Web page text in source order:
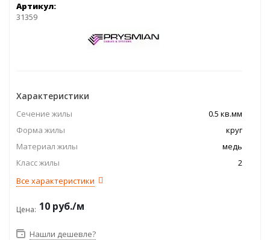
Артикул:
31359
Характеристики
Сечение жилы
0.5 кв.мм
Форма жилы
круг
Материал жилы
медь
Класс жилы
2
Все характеристики
Цена: 10 руб./м
Нашли дешевле?